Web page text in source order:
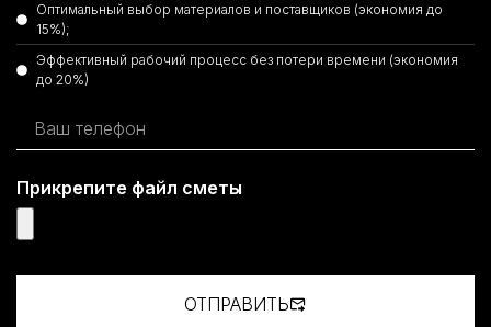
Оптимальный выбор материалов и поставщиков (экономия до
15%);
Эффективный рабочий процесс без потери времени (экономия
до 20%)
Прикрепите файл сметы
ОТПРАВИТЬ